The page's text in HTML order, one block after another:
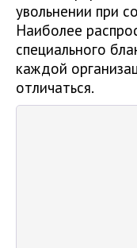
увольнении при
Наиболее
специального
каждой
отличаться.